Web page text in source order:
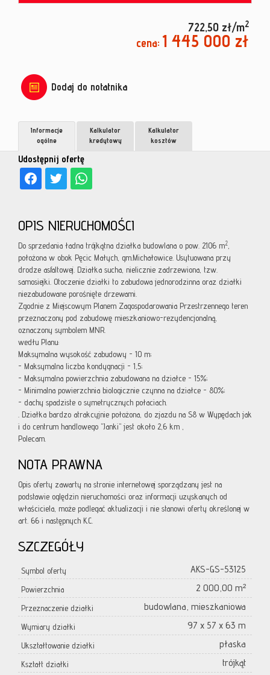
722,50 zł/m2
cena: 1 445 000 zł
Dodaj do notatnika
Udostępnij ofertę
Informacje
ogólne
Kalkulator
kredytowy
Kalkulator
kosztów
OPIS NIERUCHOMOŚCI
Do sprzedania ładna trójkątna działka budowlana o pow. 2106 m2,
położona w obok Pęcic Małych, gm.Michałowice. Usytuowana przy
drodze asfaltowej. Działka sucha, nielicznie zadrzewiona, tzw.
samosiejki. Otoczenie działki to zabudowa jednorodzinna oraz działki
niezabudowane porośnięte drzewami.
Zgodnie z Miejscowym Planem Zagospodarowania Przestrzennego teren
przeznaczony pod zabudowę mieszkaniowo-rezydencjonalną,
oznaczony symbolem MNR.
wedłu Planu:
Maksymalna wysokość zabudowy - 10 m;
- Maksymalna liczba kondygnacji - 1,5;
- Maksymalna powierzchnia zabudowana na działce - 15%;
- Minimalna powierzchnia biologicznie czynna na działce - 80%;
- dachy spadziste o symetrycznych połaciach.
. Działka bardzo atrakcyjnie położona, do zjazdu na S8 w Wypędach jak
i do centrum handlowego "Janki" jest około 2,6 km ,
Polecam.
NOTA PRAWNA
Opis oferty zawarty na stronie internetowej sporządzany jest na
podstawie oględzin nieruchomości oraz informacji uzyskanych od
właściciela, może podlegać aktualizacji i nie stanowi oferty określonej w
art. 66 i następnych K.C.
SZCZEGÓŁY
Symbol oferty AKS-GS-53125
Powierzchnia 2 000,00 m²
Przeznaczenie działki budowlana, mieszkaniowa
Wymiary działki 97 x 57 x 63 m
Ukształtowanie działki płaska
Kształt działki trójkąt